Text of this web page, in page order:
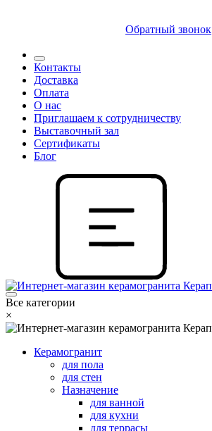
Обратный звонок
Контакты
Доставка
Оплата
О нас
Приглашаем к сотрудничеству
Выставочный зал
Сертификаты
Блог
Все категории
×
Керамогранит
для пола
для стен
Назначение
для ванной
для кухни
для террасы